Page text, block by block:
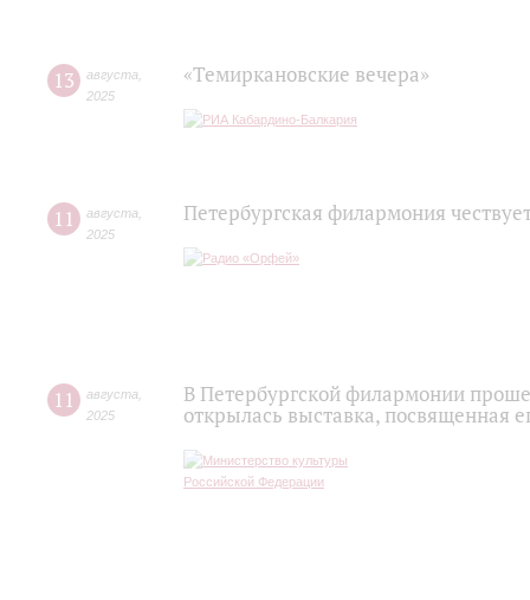
13 августа
2025
«Темиркановские вечера»
11 августа
2025
Петербургская филармония
11 августа
2025
В Петербургской филармонии
открылась выставка, посвященная